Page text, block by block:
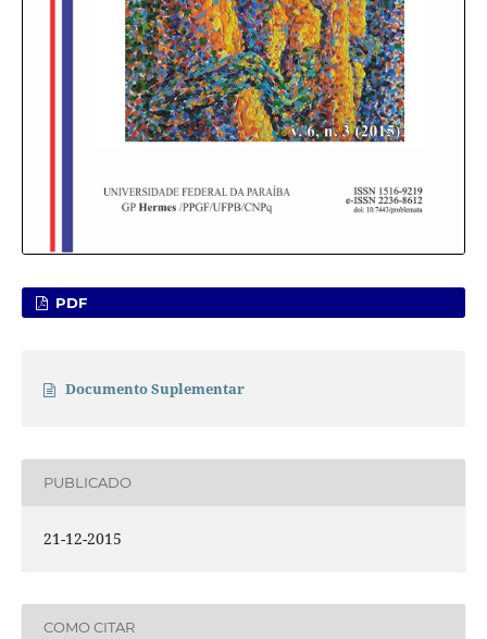
PDF
Documento Suplementar
PUBLICADO
21-12-2015
COMO CITAR